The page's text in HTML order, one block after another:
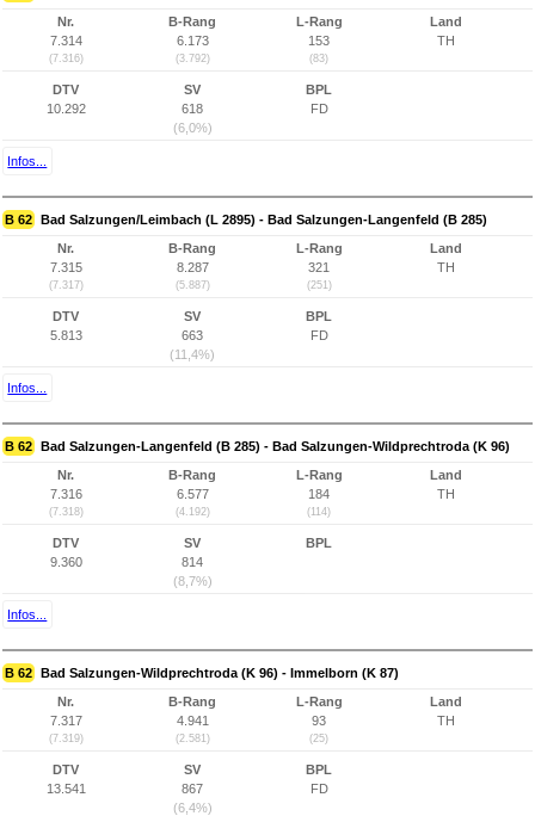
Nr.
7.314
(7.316)
B-Rang
6.173
(3.792)
L-Rang
153
(83)
Land
TH
DTV
10.292
SV
618
(6,0%)
BPL
FD
Infos...
B 62 Bad Salzungen/Leimbach (L 2895) - Bad Salzungen-Langenfeld (B 285)
Nr.
7.315
(7.317)
B-Rang
8.287
(5.887)
L-Rang
321
(251)
Land
TH
DTV
5.813
SV
663
(11,4%)
BPL
FD
Infos...
B 62 Bad Salzungen-Langenfeld (B 285) - Bad Salzungen-Wildprechtroda (K 96)
Nr.
7.316
(7.318)
B-Rang
6.577
(4.192)
L-Rang
184
(114)
Land
TH
DTV
9.360
SV
814
(8,7%)
BPL
Infos...
B 62 Bad Salzungen-Wildprechtroda (K 96) - Immelborn (K 87)
Nr.
7.317
(7.319)
B-Rang
4.941
(2.581)
L-Rang
93
(25)
Land
TH
DTV
13.541
SV
867
(6,4%)
BPL
FD